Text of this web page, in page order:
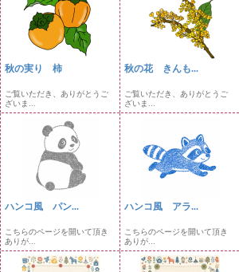
秋の実り 柿
ご覧いただき、ありがとうご
ざいま...
秋の花 きんも...
ご覧いただき、ありがとうご
ざいま...
ハンコ風 パン...
こちらのページを開いて頂き
ありが...
ハンコ風 アラ...
こちらのページを開いて頂き
ありが...